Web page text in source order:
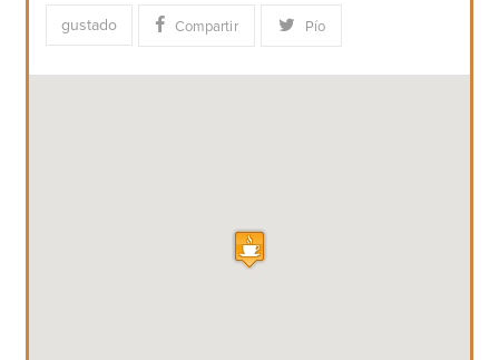
gustado Compartir Pío